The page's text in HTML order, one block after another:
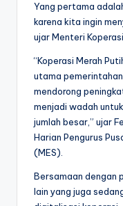
Yang pertama
karena kita ingin
ujar Menteri
‎“Koperasi Merah
utama
mendorong
menjadi wadah
jumlah besar,” ujar
Harian Pengurus
(MES).‎‎
Bersamaan dengan
lain yang juga